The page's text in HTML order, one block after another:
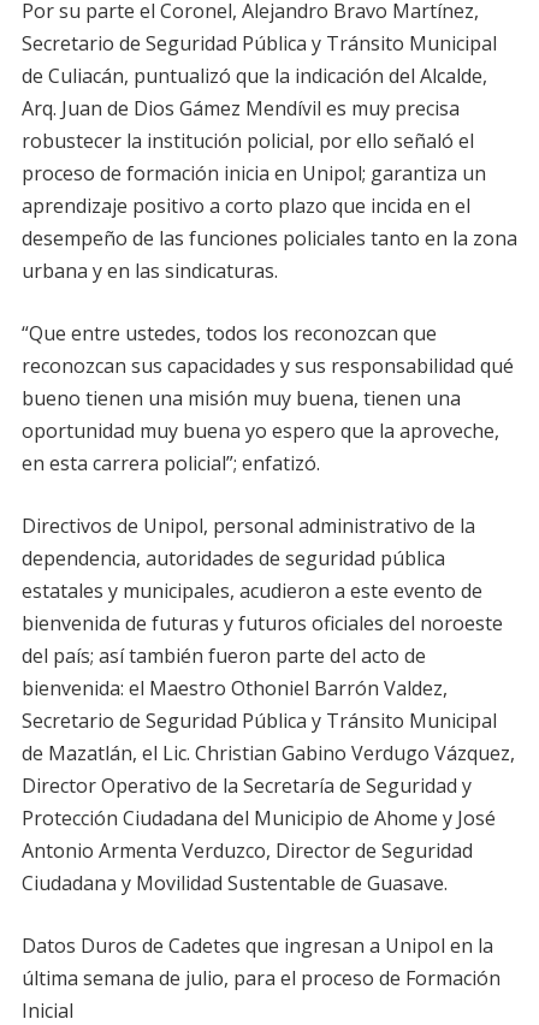
Por su parte el Coronel, Alejandro Bravo Martínez,
Secretario de Seguridad Pública y Tránsito Municipal
de Culiacán, puntualizó que la indicación del Alcalde,
Arq. Juan de Dios Gámez Mendívil es muy precisa
robustecer la institución policial, por ello señaló el
proceso de formación inicia en Unipol; garantiza un
aprendizaje positivo a corto plazo que incida en el
desempeño de las funciones policiales tanto en la zona
urbana y en las sindicaturas.
“Que entre ustedes, todos los reconozcan que
reconozcan sus capacidades y sus responsabilidad qué
bueno tienen una misión muy buena, tienen una
oportunidad muy buena yo espero que la aproveche,
en esta carrera policial”; enfatizó.
Directivos de Unipol, personal administrativo de la
dependencia, autoridades de seguridad pública
estatales y municipales, acudieron a este evento de
bienvenida de futuras y futuros oficiales del noroeste
del país; así también fueron parte del acto de
bienvenida: el Maestro Othoniel Barrón Valdez,
Secretario de Seguridad Pública y Tránsito Municipal
de Mazatlán, el Lic. Christian Gabino Verdugo Vázquez,
Director Operativo de la Secretaría de Seguridad y
Protección Ciudadana del Municipio de Ahome y José
Antonio Armenta Verduzco, Director de Seguridad
Ciudadana y Movilidad Sustentable de Guasave.
Datos Duros de Cadetes que ingresan a Unipol en la
última semana de julio, para el proceso de Formación
Inicial